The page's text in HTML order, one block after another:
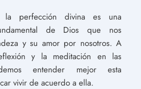
la perfección divina es una
de Dios que nos
y su amor por nosotros. A
y la meditación en las
entender mejor esta
vivir de acuerdo a ella.